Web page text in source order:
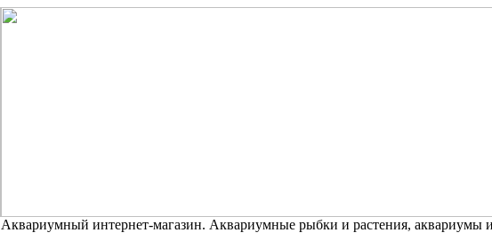
Аквариумный интернет-магазин. Аквариумные рыбки и растения, аквариумы